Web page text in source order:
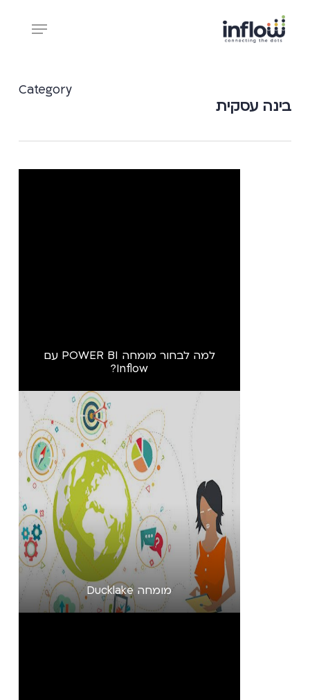
Menu
Category
בינה עסקית
למה לבחור מומחה POWER BI עם
Inflow?
מומחה Ducklake
Close